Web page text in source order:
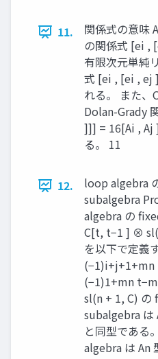
11.
関係式の意味
の関係式 [ei ,
有限次元単純
式 [ei , [ei , ej
れる。 また、
Dolan-Grady
]]] = 16[Ai , Aj
る。 11
12.
loop algebra
subalgebra
algebra の
C[t, t−1 ] ⊗
を以下で定
(−1)1+mn
sl(n + 1, C)
subalgebra は
と同型である
algebra は An